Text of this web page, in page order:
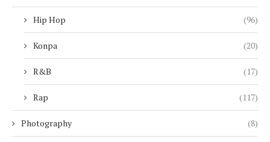
Hip Hop (96)
Konpa (20)
R&B (17)
Rap (117)
Photography (8)